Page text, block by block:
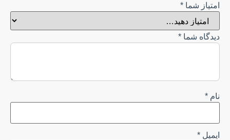
امتیاز شما *
دیدگاه شما *
نام *
ایمیل *